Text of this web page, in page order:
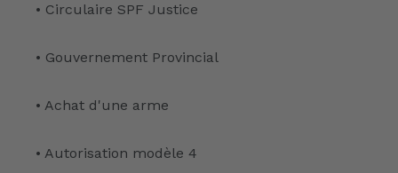
• Circulaire SPF Justice
• Gouvernement Provincial
• Achat d'une arme
• Autorisation modèle 4